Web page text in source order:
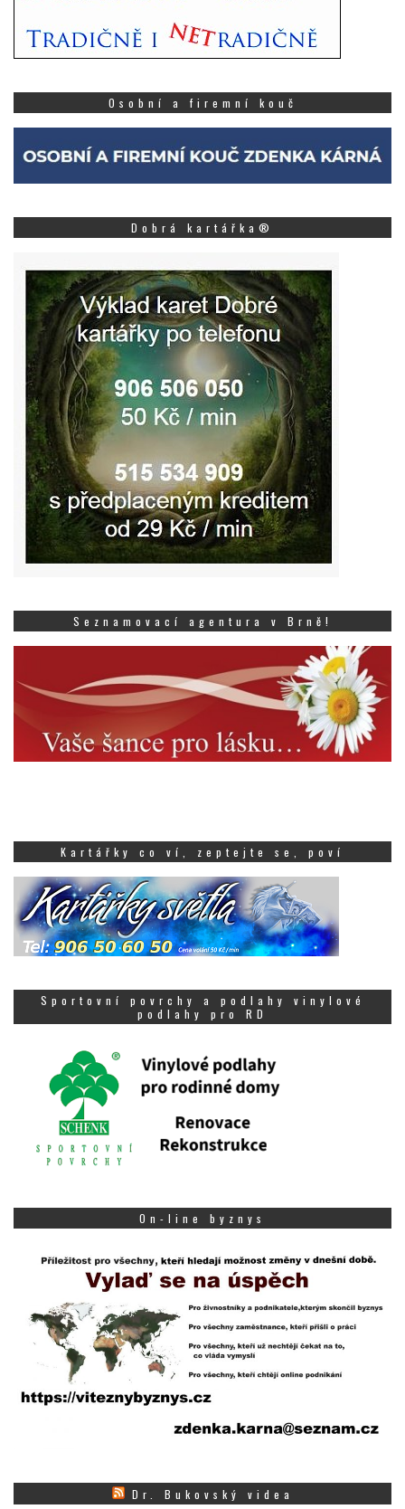
Osobní a firemní kouč
Dobrá kartářka®
Seznamovací agentura v Brně!
Kartářky co ví, zeptejte se, poví
Sportovní povrchy a podlahy vinylové
podlahy pro RD
On-line byznys
Dr. Bukovský videa